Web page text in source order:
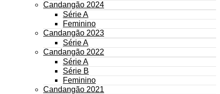
Candangão 2024
Série A
Feminino
Candangão 2023
Série A
Candangão 2022
Série A
Série B
Feminino
Candangão 2021